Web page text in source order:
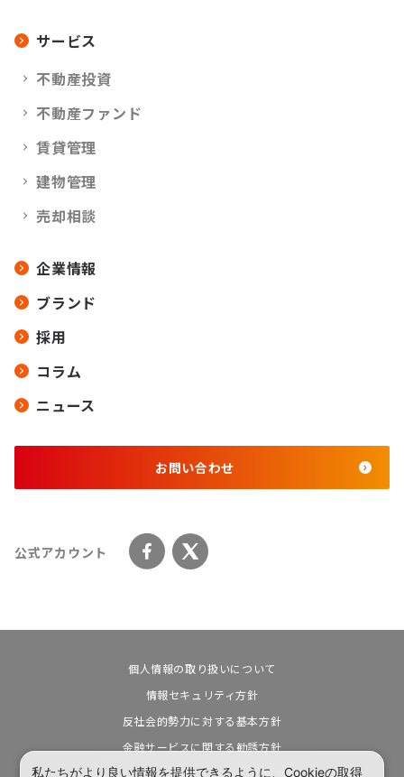
サービス
不動産投資
不動産ファンド
賃貸管理
建物管理
売却相談
企業情報
ブランド
採用
コラム
ニュース
お問い合わせ
公式アカウント
個人情報の取り扱いについて
情報セキュリティ方針
反社会的勢力に対する基本方針
金融サービスに関する勧誘方針
カスタマーハラスメントに対する基本方針
私たちがより良い情報を提供できるように、Cookieの取得